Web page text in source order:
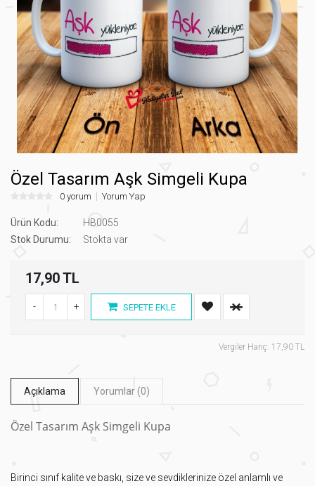
Özel Tasarım Aşk Simgeli Kupa
0 yorum Yorum Yap
Ürün Kodu:
HB0055
Stok Durumu:
Stokta var
17,90 TL
- + SEPETE EKLE
Vergiler Hariç: 17,90 TL
Açıklama Yorumlar (0)
Özel Tasarım Aşk Simgeli Kupa
Birinci sınıf kalite ve baskı, size ve sevdiklerinize özel anlamlı ve